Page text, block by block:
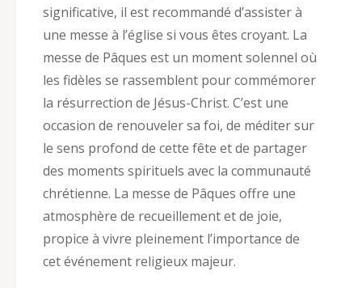
significative, il est recommandé d’assister à
une messe à l’église si vous êtes croyant. La
messe de Pâques est un moment solennel où
les fidèles se rassemblent pour commémorer
la résurrection de Jésus-Christ. C’est une
occasion de renouveler sa foi, de méditer sur
le sens profond de cette fête et de partager
des moments spirituels avec la communauté
chrétienne. La messe de Pâques offre une
atmosphère de recueillement et de joie,
propice à vivre pleinement l’importance de
cet événement religieux majeur.